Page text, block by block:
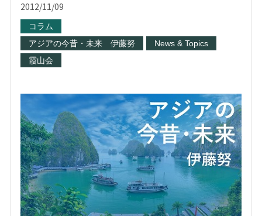
2012/11/09
コラム
アジアの今昔・未来 伊藤努
News & Topics
霞山会